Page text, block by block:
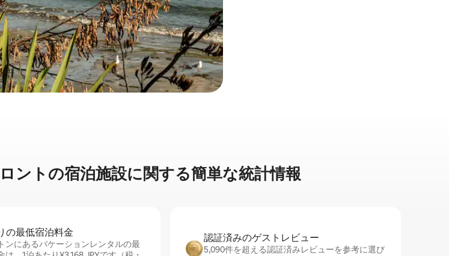
ン⁠ト⁠の宿⁠泊⁠施⁠設⁠に関⁠す⁠る簡⁠単⁠な統⁠計⁠情⁠報
の最⁠低⁠宿⁠泊⁠料⁠金
ンにあるバケーションレンタルの最
認証済みのゲ⁠ス⁠ト⁠レ⁠ビ⁠ュ⁠ー
5,090件を超える認証済みレビューを参考に選び